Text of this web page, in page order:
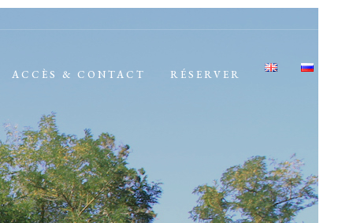
ACCÈS & CONTACT RÉSERVER